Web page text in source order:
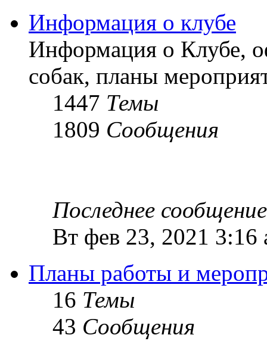
Информация о клубе
Информация о Клубе,
собак, планы
1447 Темы
1809 Сообщения
Последнее сообщение
Вт фев 23, 2021 3:16
Планы работы и
16 Темы
43 Сообщения